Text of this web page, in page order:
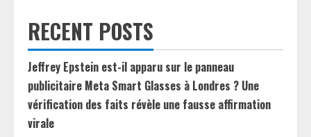
RECENT POSTS
Jeffrey Epstein est-il apparu sur le panneau
publicitaire Meta Smart Glasses à Londres ? Une
vérification des faits révèle une fausse affirmation
virale